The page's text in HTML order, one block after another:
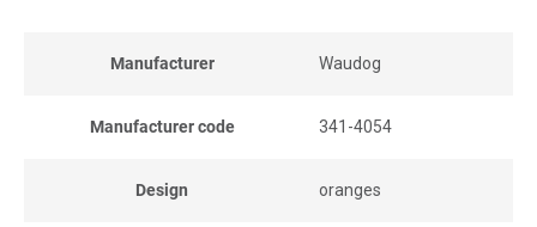
Manufacturer Waudog
Manufacturer code 341-4054
Design oranges